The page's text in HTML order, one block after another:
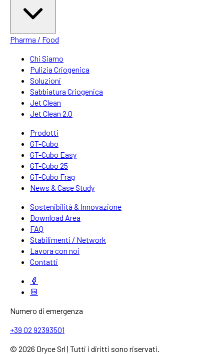
Pharma / Food
Chi Siamo
Pulizia Criogenica
Soluzioni
Sabbiatura Criogenica
Jet Clean
Jet Clean 2.0
Prodotti
GT-Cubo
GT-Cubo Easy
GT-Cubo 25
GT-Cubo Frag
News & Case Study
Sostenibilità & Innovazione
Download Area
FAQ
Stabilimenti / Network
Lavora con noi
Contatti
Numero di emergenza
+39 02 92393501
© 2026 Dryce Srl | Tutti i diritti sono riservati.